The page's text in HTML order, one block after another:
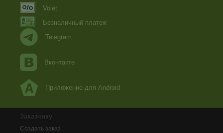
Volet
Безналичный платеж
Telegram
Вконтакте
Приложение для Android
Заказчику
Создать заказ